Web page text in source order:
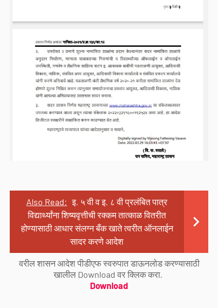
Also Read: इ. ५ वी व इ. ८ वी प्रलंबित पात्र
विद्यार्थ्यांना शिष्यवृत्तीची रक्कम तात्काळ वितरीत
होण्यासाठी आधार संलग्न बँक खाते त्वरीत ऑनलाईन
सादर करणे आदेश
वरील शासन आदेश पीडीएफ स्वरुपात डाऊनलोड करण्यासाठी
खालील Download वर क्लिक करा.
Download